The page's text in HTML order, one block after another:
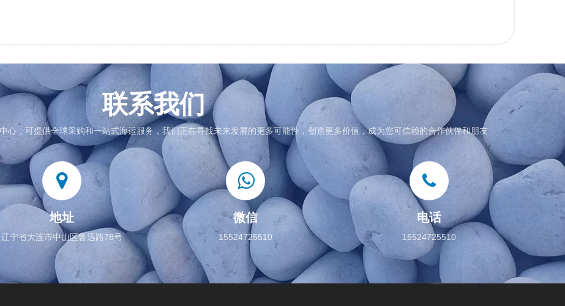
联系我们
心，可提供全球采购和一站式海运服务，我们正在寻找未来发展的更多可能性，创造更多价值，成为您可信赖的合作伙伴和朋友
地址
辽宁省大连市中山区鲁迅路78号
微信
15524725510
电话
15524725510